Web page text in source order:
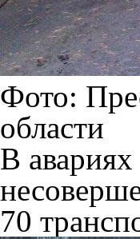
Фото:
области
В авариях
70